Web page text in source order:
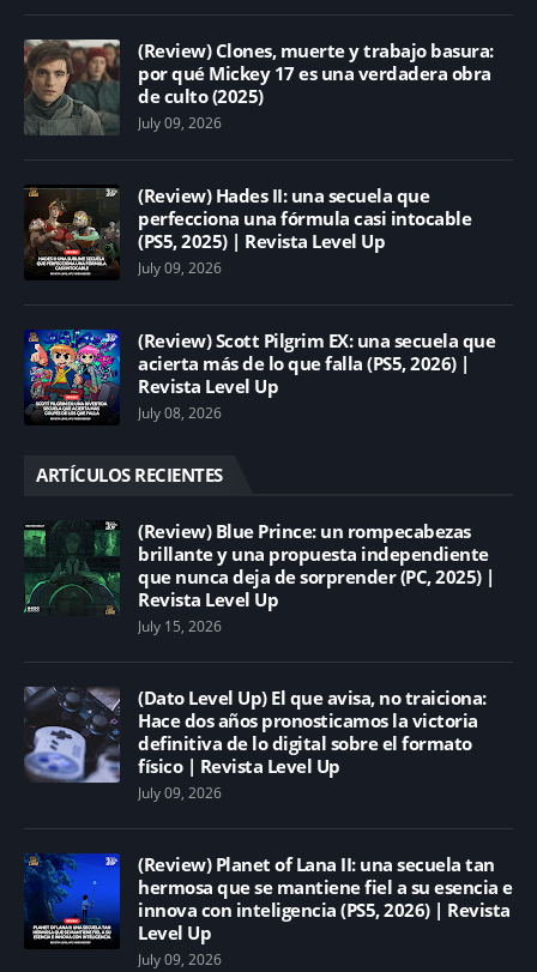
(Review) Clones, muerte y trabajo basura:
por qué Mickey 17 es una verdadera obra
de culto (2025)
July 09, 2026
(Review) Hades II: una secuela que
perfecciona una fórmula casi intocable
(PS5, 2025) | Revista Level Up
July 09, 2026
(Review) Scott Pilgrim EX: una secuela que
acierta más de lo que falla (PS5, 2026) |
Revista Level Up
July 08, 2026
ARTÍCULOS RECIENTES
(Review) Blue Prince: un rompecabezas
brillante y una propuesta independiente
que nunca deja de sorprender (PC, 2025) |
Revista Level Up
July 15, 2026
(Dato Level Up) El que avisa, no traiciona:
Hace dos años pronosticamos la victoria
definitiva de lo digital sobre el formato
físico | Revista Level Up
July 09, 2026
(Review) Planet of Lana II: una secuela tan
hermosa que se mantiene fiel a su esencia e
innova con inteligencia (PS5, 2026) | Revista
Level Up
July 09, 2026